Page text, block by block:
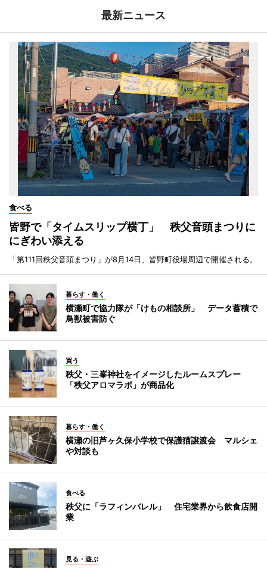
最新ニュース
食べる
皆野で「タイムスリップ横丁」 秩父音頭まつりに
にぎわい添える
「第111回秩父音頭まつり」が8月14日、皆野町役場周辺で開催される。
暮らす・働く
横瀬町で協力隊が「けもの相談所」 データ蓄積で
鳥獣被害防ぐ
買う
秩父・三峯神社をイメージしたルームスプレー
「秩父アロマラボ」が商品化
暮らす・働く
横瀬の旧芦ヶ久保小学校で保護猫譲渡会 マルシェ
や対談も
食べる
秩父に「ラフィンバレル」 住宅業界から飲食店開
業
見る・遊ぶ